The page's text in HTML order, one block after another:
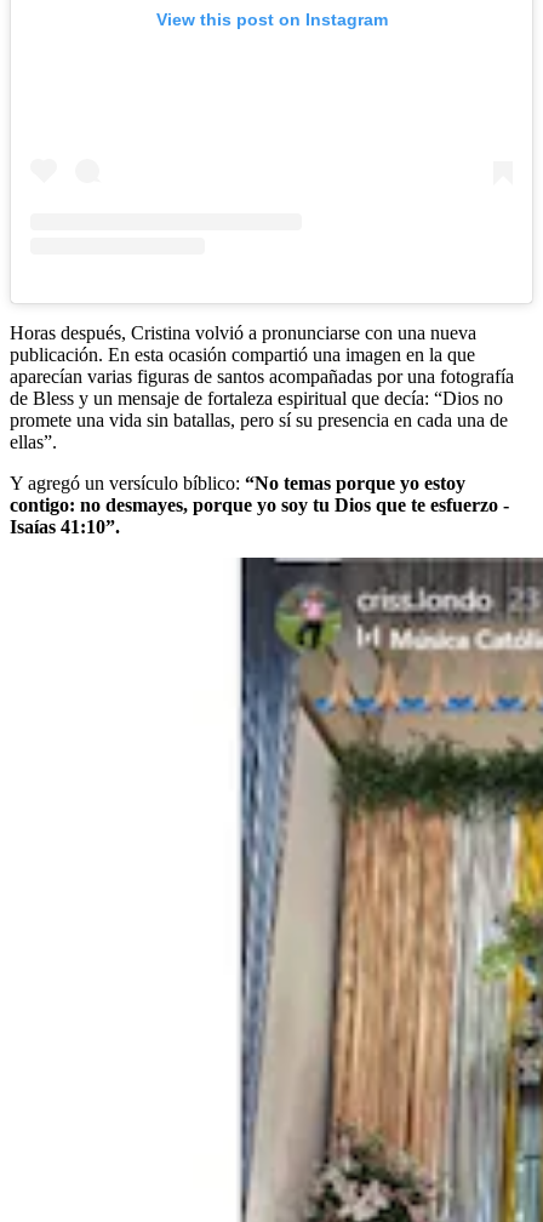
View this post on Instagram
Horas después, Cristina volvió a pronunciarse con una nueva
publicación. En esta ocasión compartió una imagen en la que
aparecían varias figuras de santos acompañadas por una fotografía
de Bless y un mensaje de fortaleza espiritual que decía: “Dios no
promete una vida sin batallas, pero sí su presencia en cada una de
ellas”.
Y agregó un versículo bíblico: “No temas porque yo estoy
contigo: no desmayes, porque yo soy tu Dios que te esfuerzo -
Isaías 41:10”.